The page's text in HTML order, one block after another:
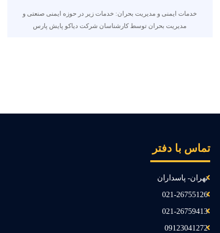
خدمات ایمنی و مدیریت بحران: خدمات زیر در حوزه ایمنی صنعتی و
مدیریت بحران توسط کارشناسان شرکت دیاکو پایش پارس
با دفتر
تهران- پاسداران
021-26755126
021-26759413
09123041272